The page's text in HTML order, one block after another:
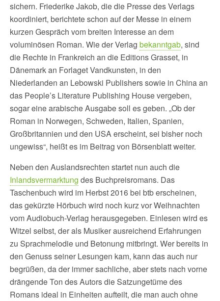
sichern. Friederike Jakob, die die Presse des Verlags
koordiniert, berichtete schon auf der Messe in einem
kurzen Gespräch vom breiten Interesse an dem
voluminösen Roman. Wie der Verlag bekanntgab, sind
die Rechte in Frankreich an die Editions Grasset, in
Dänemark an Forlaget Vandkunsten, in den
Niederlanden an Lebowski Publishers sowie in China an
das People’s Literature Publishing House vergeben,
sogar eine arabische Ausgabe soll es geben. „Ob der
Roman in Norwegen, Schweden, Italien, Spanien,
Großbritannien und den USA erscheint, sei bisher noch
ungewiss“, heißt es im Beitrag von Börsenblatt weiter.
Neben den Auslandsrechten startet nun auch die
Inlandsvermarktung des Buchpreisromans. Das
Taschenbuch wird im Herbst 2016 bei btb erscheinen,
das gekürzte Hörbuch wird noch kurz vor Weihnachten
vom Audiobuch-Verlag herausgegeben. Einlesen wird es
Witzel selbst, der als Musiker ausreichend Erfahrungen
zu Sprachmelodie und Betonung mitbringt. Wer bereits in
den Genuss seiner Lesungen kam, kann das auch nur
begrüßen, da der immer sachliche, aber stets nach vorne
drängende Ton des Autors die Satzungetüme des
Romans ideal in Einheiten aufteilt, die man auch ohne